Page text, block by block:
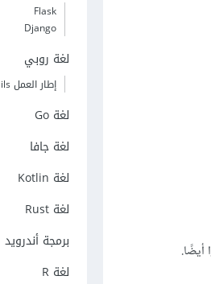
أيضًا.
Flask
Django
لغة روبي
إطار العمل Ruby on Rails
لغة Go
لغة جافا
لغة Kotlin
لغة Rust
برمجة أندرويد
لغة R